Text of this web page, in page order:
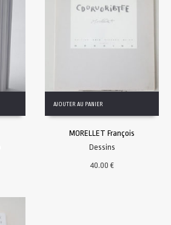
AJOUTER AU PANIER
MORELLET François
Dessins
40.00€